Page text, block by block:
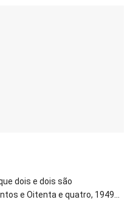
dois e dois são
e Oitenta e quatro, 1949...